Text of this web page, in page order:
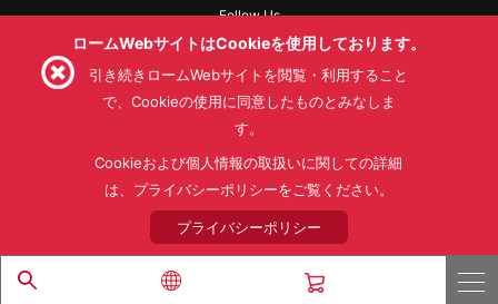
Follow Us
利用目的
プライバシーポリシー
サイトマップ
ローム製品の販売に関する標準契約条件書(PDF)
© 1997 - 2026 ROHM CO., LTD. ALL RIGHTS RESERVED.
ロームWebサイトはCookieを使用しております。
引き続きロームWebサイトを閲覧・利用すること
で、Cookieの使用に同意したものとみなしま
す。
Cookieおよび個人情報の取扱いに関しての詳細
は、プライバシーポリシーをご覧ください。
プライバシーポリシー